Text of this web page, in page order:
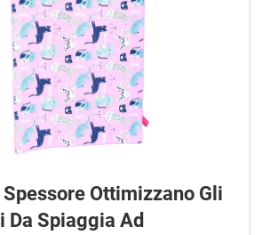
Spessore Ottimizzano Gli
Da Spiaggia Ad